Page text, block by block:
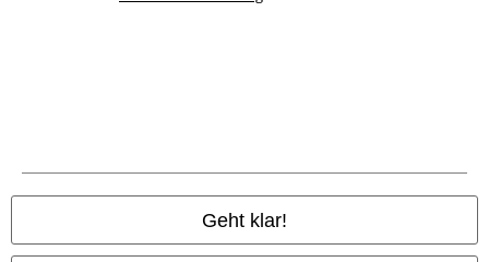
Geht klar!
Alle Preise inkl. gesetzlicher Mehrwertsteuer, zzgl.Versandkosten
© 1986-2026 E.M.P. Merchandising HGmbH